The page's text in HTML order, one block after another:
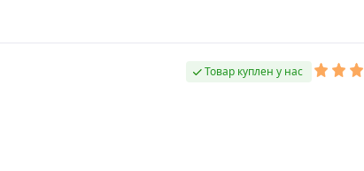
Товар куплен у нас